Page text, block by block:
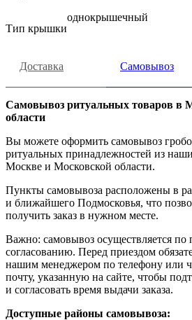
Тип крышки
однокрышечный
Доставка Самовывоз
Самовывоз ритуальных товаров в
области
Вы можете оформить самовывоз
ритуальных принадлежностей из
Москве и Московской области.
Пункты самовывоза расположены в
и ближайшего Подмосковья, что
получить заказ в нужном месте.
Важно: самовывоз осуществляется по
согласованию. Перед приездом
нашим менеджером по телефону или
почту, указанную на сайте, чтобы
и согласовать время выдачи заказа.
Доступные районы самовывоза: